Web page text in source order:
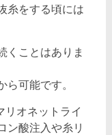
糸をする頃には
くことはありま
可能です。
リオネットライ
ン酸注入や糸リ